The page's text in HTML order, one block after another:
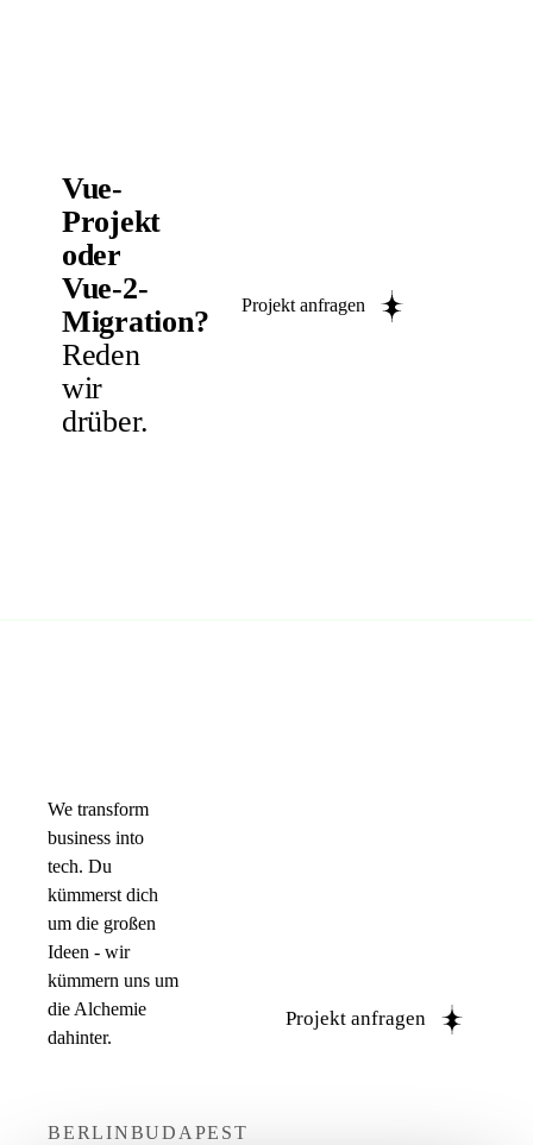
Vue-
Projekt
oder
Vue-2-
Migration?
Reden
wir
drüber.
Projekt anfragen
We transform
business into
tech. Du
kümmerst dich
um die großen
Ideen - wir
kümmern uns um
die Alchemie
dahinter.
Projekt anfragen
BERLINBUDAPEST